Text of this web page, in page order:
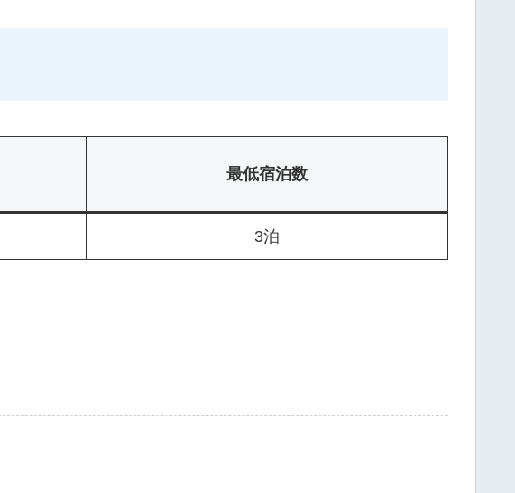
最低宿泊数
3泊